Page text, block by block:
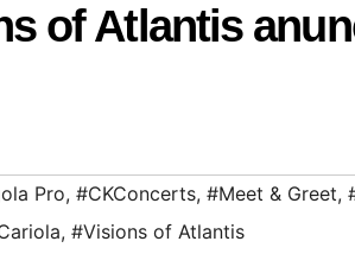
of Atlantis
Pro, #CKConcerts, #Meet & Greet,
, #Visions of Atlantis